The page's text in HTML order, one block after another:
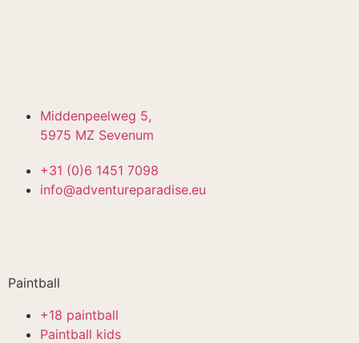
Middenpeelweg 5,
5975 MZ Sevenum
+31 (0)6 1451 7098
info@adventureparadise.eu
Paintball
+18 paintball
Paintball kids